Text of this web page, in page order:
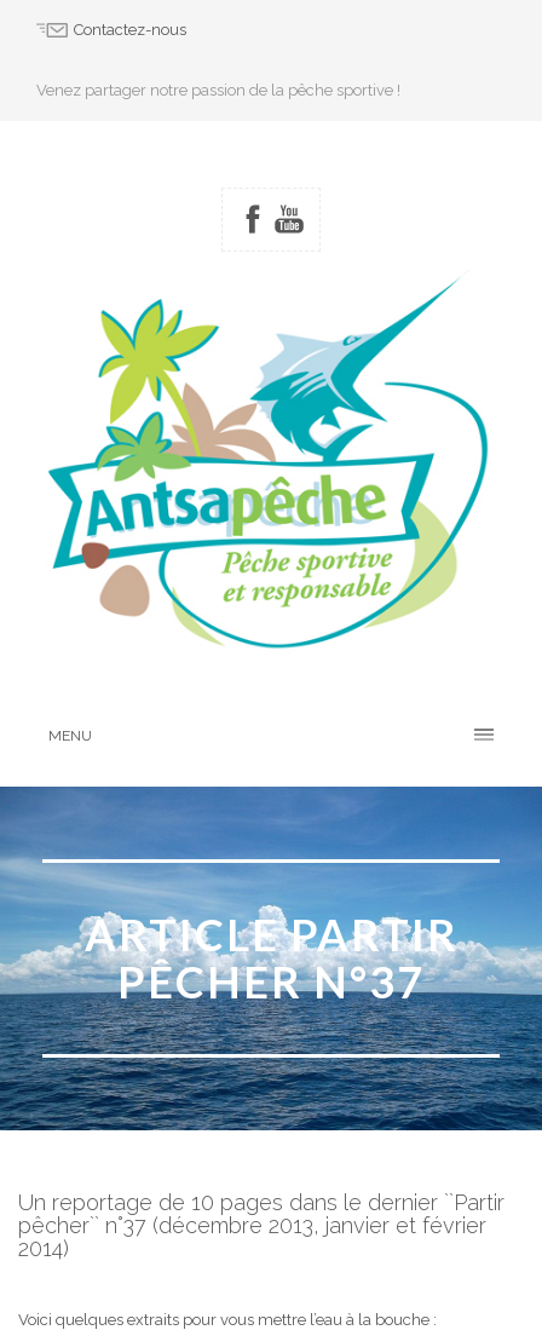
Contactez-nous
Venez partager notre passion de la pêche sportive !
MENU
ARTICLE PARTIR
PÊCHER N°37
Un reportage de 10 pages dans le dernier ``Partir
pêcher`` n°37 (décembre 2013, janvier et février
2014)
Voici quelques extraits pour vous mettre l’eau à la bouche :